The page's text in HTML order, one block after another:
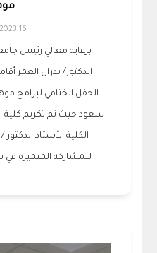
16 August 2023
برعاية معالي رئيس
الدكتور/ بدران العمر
الحفل الختامي لبرامج
سعود حيث تم تكريم كلية
الكلية الأستاذ
للمشاركة المتميزة في